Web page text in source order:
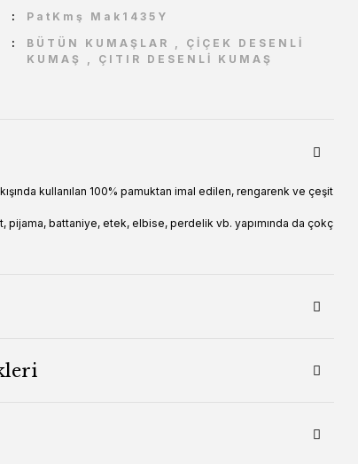
PatKmş Mak1435Y
BÜTÜN KUMAŞLAR , ÇİÇEK DESENLİ
KUMAŞ
, ÇITIR DESENLİ KUMAŞ
kullanılan 100% pamuktan imal edilen, rengarenk ve çeşit
pijama, battaniye, etek, elbise, perdelik vb. yapımında da çokç